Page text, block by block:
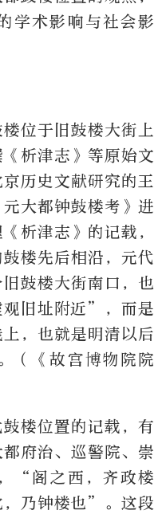
学术影响与社会影
位于旧鼓楼大街上
析津志》等原始文
历史文献研究的王
大都钟鼓楼考》进
析津志》的记载，
楼先后相沿，元代
鼓楼大街南口，也
观旧址附近”，而是
，也就是明清以后
（《故宫博物院院
楼位置的记载，有
府治、巡警院、崇
“阁之西，齐政楼
，乃钟楼也”。这段